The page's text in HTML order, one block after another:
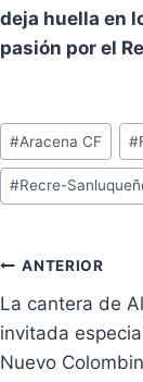
deja huella en
pasión por el
Etiquetas
de
la
#Aracena CF #
#Recre-
de
entradas
ANTERIOR
La cantera de
invitada
Nuevo